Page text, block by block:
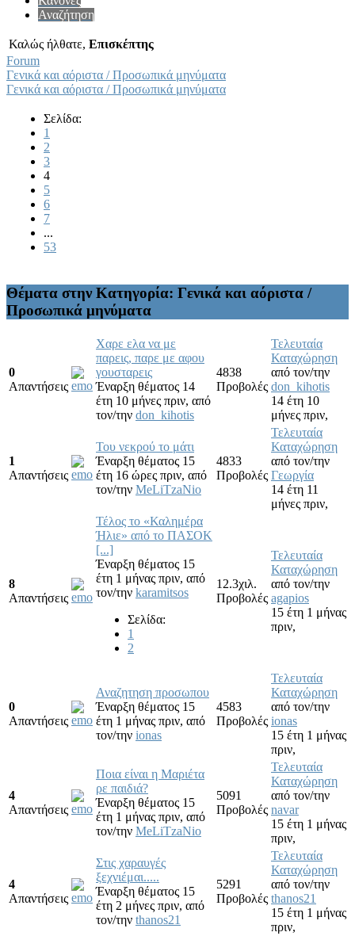
Αναζήτηση
Καλώς ήλθατε, Επισκέπτης
Forum
Γενικά και αόριστα / Προσωπικά μηνύματα
Γενικά και αόριστα / Προσωπικά μηνύματα
Σελίδα:
1
2
3
4
5
6
7
...
53
Θέματα στην Κατηγορία: Γενικά και αόριστα /
Προσωπικά μηνύματα
0
Απαντήσεις
Χαρε ελα να με
παρεις, παρε με αφου
γουσταρεις
Έναρξη θέματος 14
έτη 10 μήνες πριν, από
τον/την don_kihotis
4838
Προβολές
Τελευταία
Καταχώρηση
από τον/την
don_kihotis
14 έτη 10
μήνες πριν,
1
Απαντήσεις
Του νεκρού το μάτι
Έναρξη θέματος 15
έτη 16 ώρες πριν, από
τον/την MeLiTzaNio
4833
Προβολές
Τελευταία
Καταχώρηση
από τον/την
Γεωργία
14 έτη 11
μήνες πριν,
8
Απαντήσεις
Τέλος το «Καλημέρα
Ήλιε» από το ΠΑΣΟΚ
[...]
Έναρξη θέματος 15
έτη 1 μήνας πριν, από
τον/την karamitsos
Σελίδα:
1
2
12.3χιλ.
Προβολές
Τελευταία
Καταχώρηση
από τον/την
agapios
15 έτη 1 μήνας
πριν,
0
Απαντήσεις
Αναζητηση προσωπου
Έναρξη θέματος 15
έτη 1 μήνας πριν, από
τον/την ionas
4583
Προβολές
Τελευταία
Καταχώρηση
από τον/την
ionas
15 έτη 1 μήνας
πριν,
4
Απαντήσεις
Ποια είναι η Μαριέτα
ρε παιδιά?
Έναρξη θέματος 15
έτη 1 μήνας πριν, από
τον/την MeLiTzaNio
5091
Προβολές
Τελευταία
Καταχώρηση
από τον/την
navar
15 έτη 1 μήνας
πριν,
4
Απαντήσεις
Στις χαραυγές
ξεχνιέμαι.....
Έναρξη θέματος 15
έτη 2 μήνες πριν, από
τον/την thanos21
5291
Προβολές
Τελευταία
Καταχώρηση
από τον/την
thanos21
15 έτη 1 μήνας
πριν,